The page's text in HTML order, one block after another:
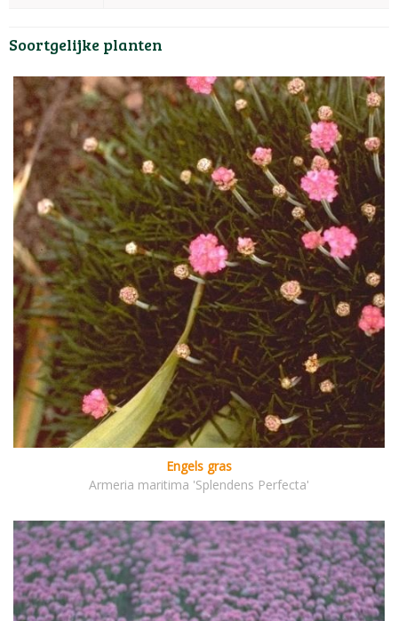
Soortgelijke planten
Engels gras
Armeria maritima 'Splendens Perfecta'